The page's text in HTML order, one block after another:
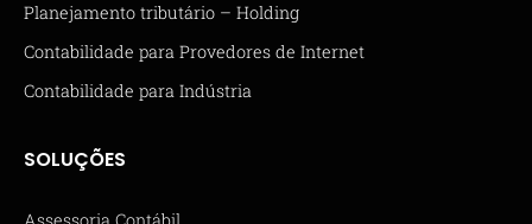
Planejamento tributário – Holding
Contabilidade para Provedores de Internet
Contabilidade para Indústria
SOLUÇÕES